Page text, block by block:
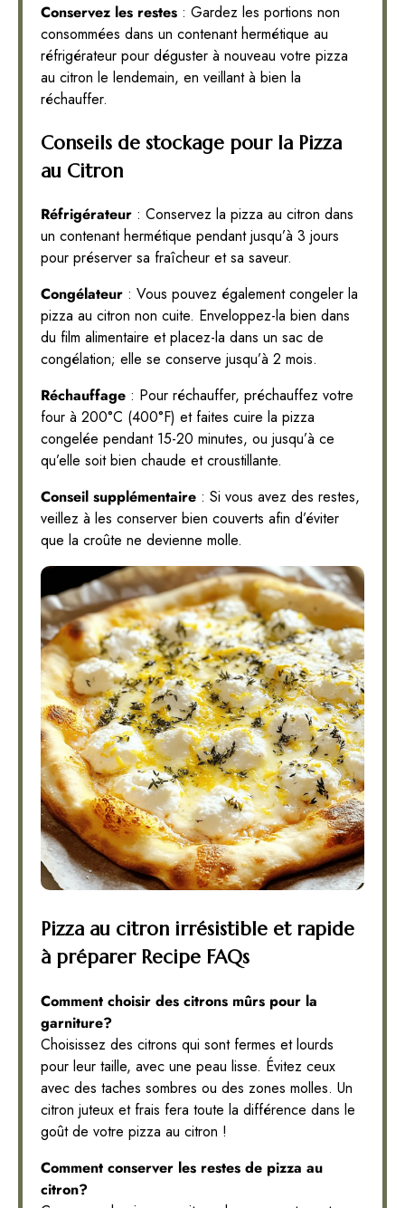
Conservez les restes : Gardez les portions non
consommées dans un contenant hermétique au
réfrigérateur pour déguster à nouveau votre pizza
au citron le lendemain, en veillant à bien la
réchauffer.
Conseils de stockage pour la Pizza
au Citron
Réfrigérateur : Conservez la pizza au citron dans
un contenant hermétique pendant jusqu’à 3 jours
pour préserver sa fraîcheur et sa saveur.
Congélateur : Vous pouvez également congeler la
pizza au citron non cuite. Enveloppez-la bien dans
du film alimentaire et placez-la dans un sac de
congélation; elle se conserve jusqu’à 2 mois.
Réchauffage : Pour réchauffer, préchauffez votre
four à 200°C (400°F) et faites cuire la pizza
congelée pendant 15-20 minutes, ou jusqu’à ce
qu’elle soit bien chaude et croustillante.
Conseil supplémentaire : Si vous avez des restes,
veillez à les conserver bien couverts afin d’éviter
que la croûte ne devienne molle.
Pizza au citron irrésistible et rapide
à préparer Recipe FAQs
Comment choisir des citrons mûrs pour la
garniture?
Choisissez des citrons qui sont fermes et lourds
pour leur taille, avec une peau lisse. Évitez ceux
avec des taches sombres ou des zones molles. Un
citron juteux et frais fera toute la différence dans le
goût de votre pizza au citron !
Comment conserver les restes de pizza au
citron?